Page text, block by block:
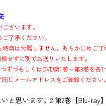
ざいます。
了承ください。
典は付属しません。あらかじめご了
せずに別でお送りいたします。
つもしくはDVD第1巻～第3巻を各1
じメールアドレスをご登録ください。
と思います。2 第2巻【Blu-ray】